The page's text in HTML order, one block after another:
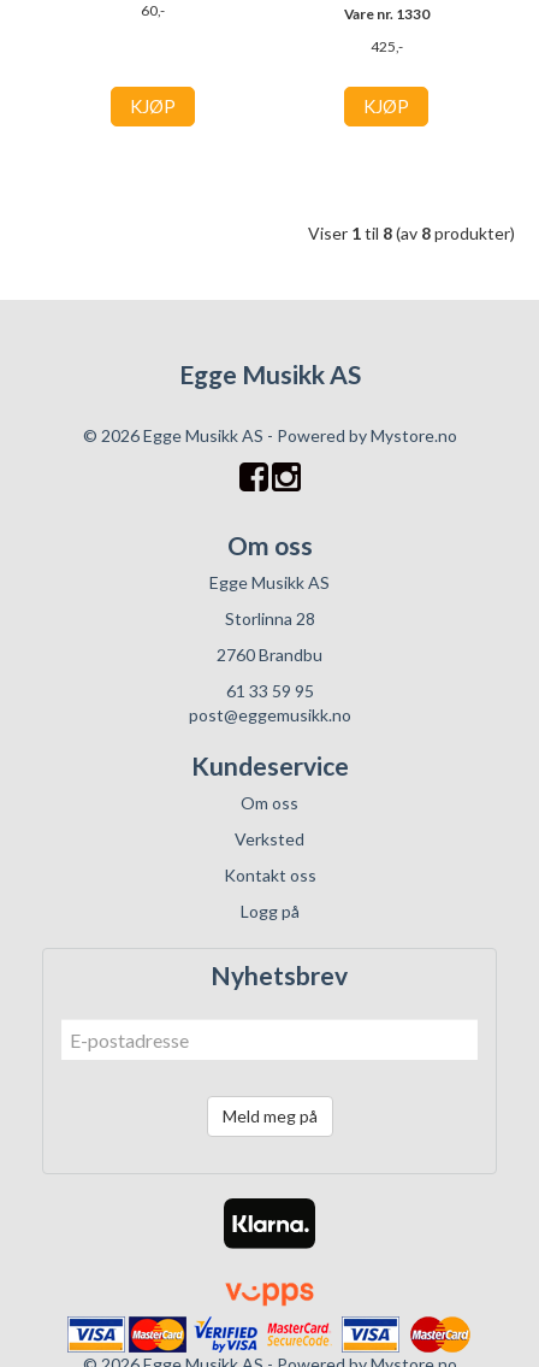
60,-
KJØP
Vare nr. 1330
425,-
KJØP
Viser 1til 8(av 8produkter)
Egge Musikk AS
© 2026 Egge Musikk AS - Powered byMystore.no
Om oss
Egge Musikk AS
Storlinna 28
2760 Brandbu
61 33 59 95
post@eggemusikk.no
Kundeservice
Om oss
Verksted
Kontakt oss
Logg på
Nyhetsbrev
Meld meg på